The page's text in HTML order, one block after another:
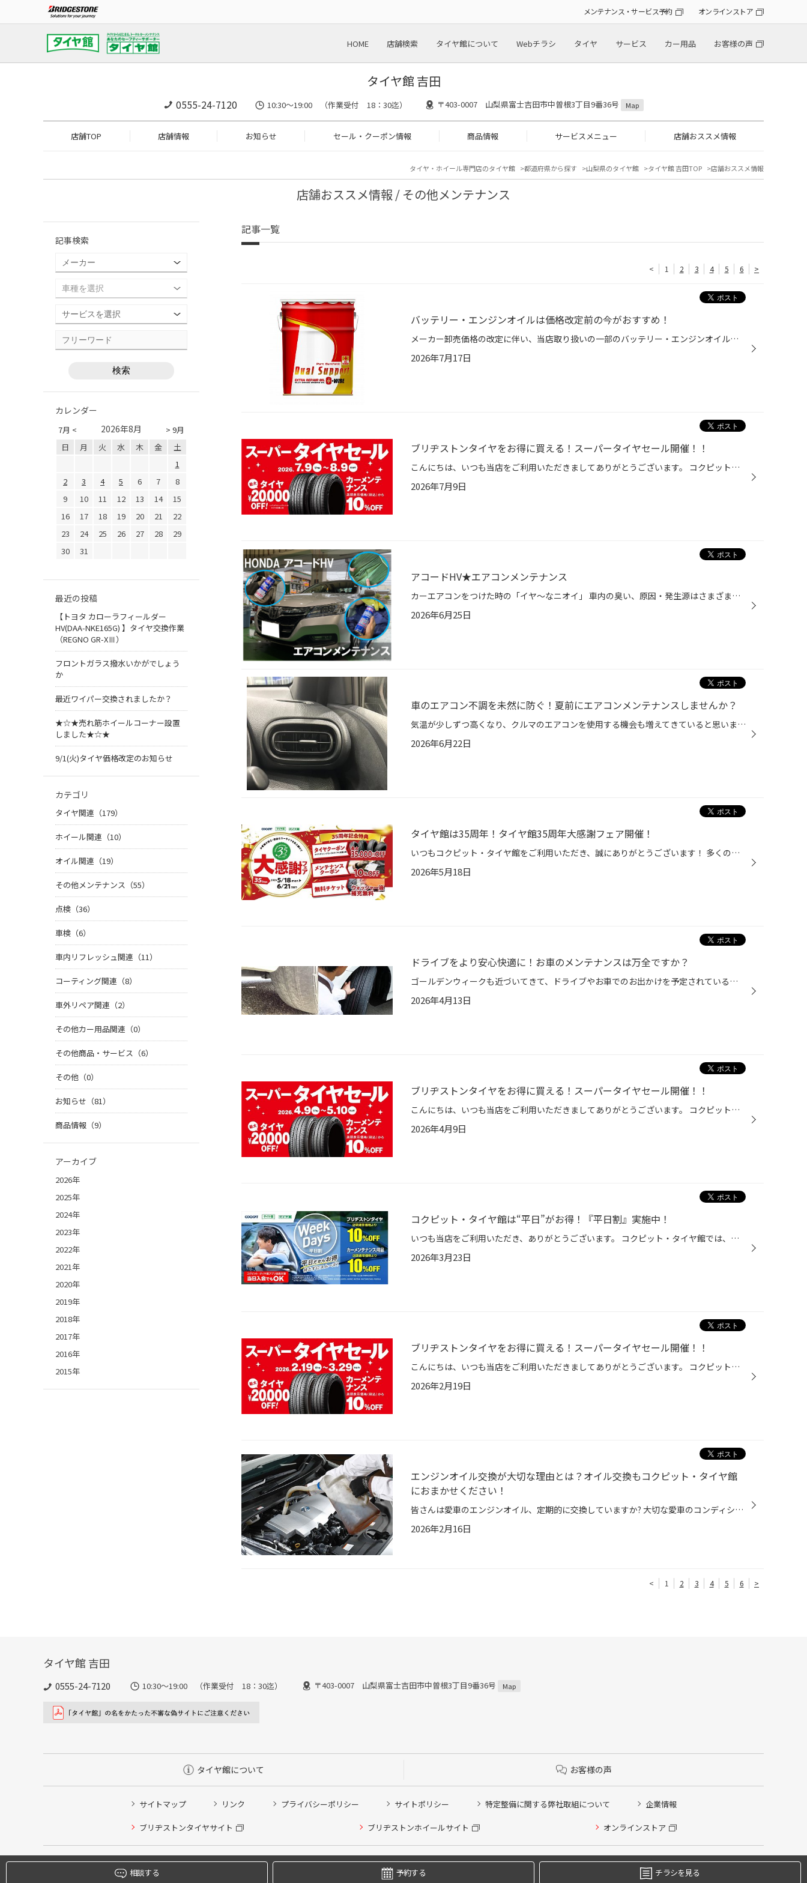
メンテナンス・サービス予約 オンラインストア
HOME 店舗検索 タイヤ館について Webチラシ タイヤ サービス カー用品 お客様の声
タイヤ館 吉田
0555-24-7120 10:30～19:00 （作業受付 18：30迄） 〒403-0007 山梨県富士吉田市中曽根3丁目9番36号 Map
店舗TOP 店舗情報 お知らせ セール・クーポン情報 商品情報 サービスメニュー 店舗おススメ情報
タイヤ・ホイール専門店のタイヤ館 都道府県から探す 山梨県のタイヤ館 タイヤ館 吉田TOP 店舗おススメ情報
店舗おススメ情報 / その他メンテナンス
記事一覧
< 1 2 3 4 5 6 >
バッテリー・エンジンオイルは価格改定前の今がおすすめ！
メーカー卸売価格の改定に伴い、当店取り扱いの一部のバッテリー・エンジンオイルの価格改定を 8/1より随時実施させていただきます。 現状の価格改定前の価格での対応については、各製品の値上がり前日までの作業実施が対象となっております。 夏休みでお出かけ予定の方やそろそろ交換時期を迎えて...
2026年7月17日
ブリヂストンタイヤをお得に買える！スーパータイヤセール開催！！
こんにちは、いつも当店をご利用いただきましてありがとうございます。 コクピット・タイヤ館では、ブリヂストンタイヤをお得に買える！ スーパータイヤセールを7月9日(木)から8月9日(日)まで開催いたします！ ブリヂストンのタイヤを4本ご購入で最大20,000円引き！ タイヤをお得にご購入頂けるチャ...
2026年7月9日
アコードHV★エアコンメンテナンス
カーエアコンをつけた時の「イヤ～なニオイ」 車内の臭い、原因・発生源はさまざまですが エアコンのニオイが気になっている方は まずは簡単な方法で！ 「エアコンフィルター」の交換です。 エアコンフィルターの役割 車内を循環する空気と取り込んだ外気の ほこりや花粉などの異物をキャッチする ...
2026年6月25日
車のエアコン不調を未然に防ぐ！夏前にエアコンメンテナンスしませんか？
気温が少しずつ高くなり、クルマのエアコンを使用する機会も増えてきていると思います。 是非、夏本番を迎える前におクルマのエアコンのメンテナンスをしませんか？ 【より快適に♪今がおススメ！カーエアコンのメンテナンス】 ■エアコンガスクリーニング おクルマの経年劣化によって、エアコンの効...
2026年6月22日
タイヤ館は35周年！タイヤ館35周年大感謝フェア開催！
いつもコクピット・タイヤ館をご利用いただき、誠にありがとうございます！ 多くのお客様に支えられて、タイヤ館は35周年を迎えることが出来ました。 これからもお客様の安全・安心なカーライフを全力でサポートしてまいりますので、 引き続きタイヤ館をよろしくお願いいたします。 35周年を迎えた...
2026年5月18日
ドライブをより安心快適に！お車のメンテナンスは万全ですか？
ゴールデンウィークも近づいてきて、ドライブやお車でのお出かけを予定されている方も 多くいらっしゃると思います。 安心してお出かけいただくためにも、久しぶりに運転される方、長距離運転のご予定がある方は 特にお車のメンテナンスを事前にしっかりしましょう！ 【お出かけ前のメンテナンスポ...
2026年4月13日
ブリヂストンタイヤをお得に買える！スーパータイヤセール開催！！
こんにちは、いつも当店をご利用いただきましてありがとうございます。 コクピット・タイヤ館では、ブリヂストンタイヤをお得に買える！ スーパータイヤセールを4月9日(木)から5月10日(日)まで開催いたします！ ブリヂストンのタイヤを4本ご購入で最大20,000円引き！ タイヤをお得にご購入頂けるチ...
2026年4月9日
コクピット・タイヤ館は“平日”がお得！『平日割』実施中！
いつも当店をご利用いただき、ありがとうございます。 コクピット・タイヤ館では、コクピット・タイヤ館アプリ会員の方限定で月曜日から金曜日の間、 タイヤやオイル、バッテリーなどのメンテナンスがお得に交換できる、 『平日割』を実施しております！！ 「平日割」のここがオススメ♪ 平日だと・...
2026年3月23日
ブリヂストンタイヤをお得に買える！スーパータイヤセール開催！！
こんにちは、いつも当店をご利用いただきましてありがとうございます。 コクピット・タイヤ館では、ブリヂストンタイヤをお得に買える！ スーパータイヤセールを2月19日(木)から3月29日(日)まで開催いたします！ ブリヂストンのタイヤを4本ご購入で最大20,000円引き！ タイヤをお得にご購入頂けるチ...
2026年2月19日
エンジンオイル交換が大切な理由とは？オイル交換もコクピット・タイヤ館
におまかせください！
皆さんは愛車のエンジンオイル、定期的に交換していますか? 大切な愛車のコンディションを保つだけではなく、楽しく安全にドライブするためには 定期的なエンジンオイル交換はとても大切です。 【エンジンオイル交換しないとどうなるの？】 エンジンオイルは、エンジン内部の部品がスムーズに動くよ...
2026年2月16日
< 1 2 3 4 5 6 >
記事検索
カレンダー
7月 < > 9月
2026年8月
日 月 火 水 木 金
土
1
2
3 4 5 6 7
8
9
10 11 12 13 14
15
16
17 18 19 20 21
22
23
24 25 26 27 28
29
30
31
最近の投稿
【トヨタ カローラフィールダー
HV(DAA-NKE165G) 】タイヤ交換作業
（REGNO GR-XⅢ）
フロントガラス撥水いかがでしょう
か
最近ワイパー交換されましたか？
★☆★売れ筋ホイールコーナー設置
しました★☆★
9/1(火)タイヤ価格改定のお知らせ
カテゴリ
タイヤ関連（179）
ホイール関連（10）
オイル関連（19）
その他メンテナンス（55）
点検（36）
車検（6）
車内リフレッシュ関連（11）
コーティング関連（8）
車外リペア関連（2）
その他カー用品関連（0）
その他商品・サービス（6）
その他（0）
お知らせ（81）
商品情報（9）
アーカイブ
2026年
2025年
2024年
2023年
2022年
2021年
2020年
2019年
2018年
2017年
2016年
2015年
タイヤ館 吉田
0555-24-7120 10:30～19:00 （作業受付 18：30迄） 〒403-0007 山梨県富士吉田市中曽根3丁目9番36号 Map
タイヤ館について お客様の声
サイトマップ リンク プライバシーポリシー サイトポリシー 特定整備に関する弊社取組について 企業情報
ブリヂストンタイヤサイト ブリヂストンホイールサイト オンラインストア
Copyright © 2024 Bridgestone Retail Co.,Ltd. All rights Reserved.
相談する 予約する チラシを見る
タイヤ点検・安全点検/タイヤ履き替え/オイル交換/その他ピット作業の予約
クローク契約会員専用タイヤ履き替え※タイヤ履き替えを希望のクローク契約会員の方はこちらを選択ください
本日のタイヤ履き替え順番待ち予約 ※クローク契約会員の方はご利用いただけません